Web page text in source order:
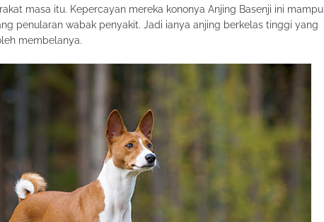
masa itu. Kepercayan mereka kononya Anjing Basenji ini mampu
penularan wabak penyakit. Jadi ianya anjing berkelas tinggi yang
membelanya.